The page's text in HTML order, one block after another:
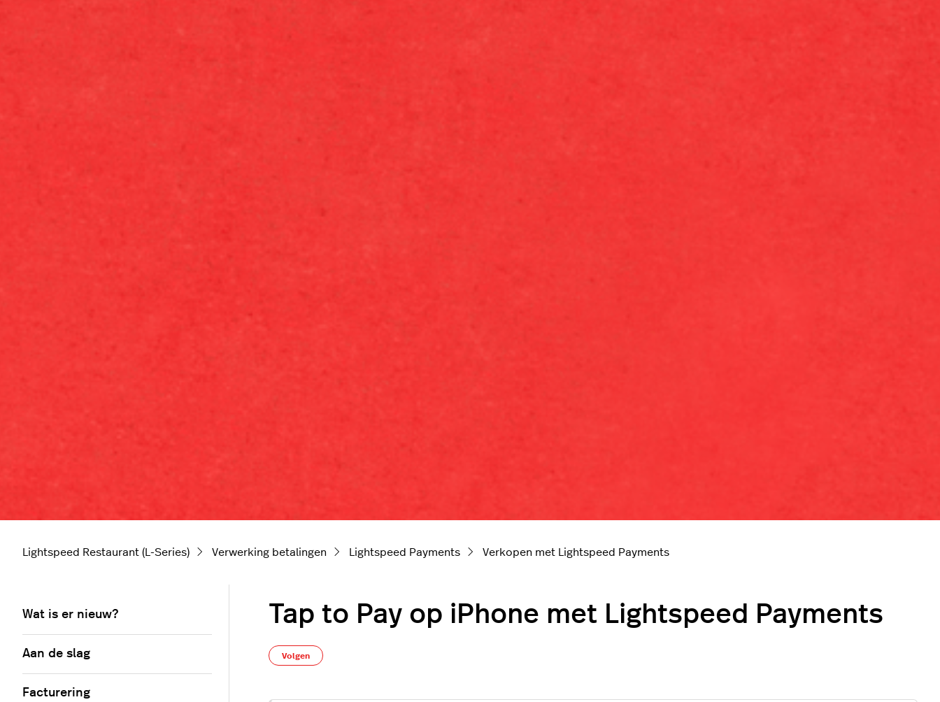
Lightspeed Restaurant (L-Series) Verwerking betalingen Lightspeed Payments Verkopen met Lightspeed Payments
Tap to Pay op iPhone met Lightspeed Payments
Volgen
Wat is er nieuw?
Aan de slag
Facturering